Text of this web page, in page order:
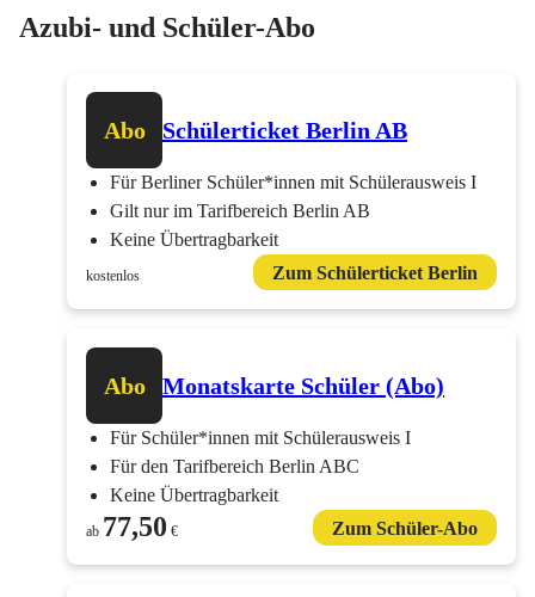
Azubi- und Schüler-Abo
Abo Schülerticket Berlin AB
Für Berliner Schüler*innen mit Schülerausweis I
Gilt nur im Tarifbereich Berlin AB
Keine Übertragbarkeit
kostenlos Zum Schülerticket Berlin
Abo Monatskarte Schüler (Abo)
Für Schüler*innen mit Schülerausweis I
Für den Tarifbereich Berlin ABC
Keine Übertragbarkeit
ab 77,50 € Zum Schüler-Abo